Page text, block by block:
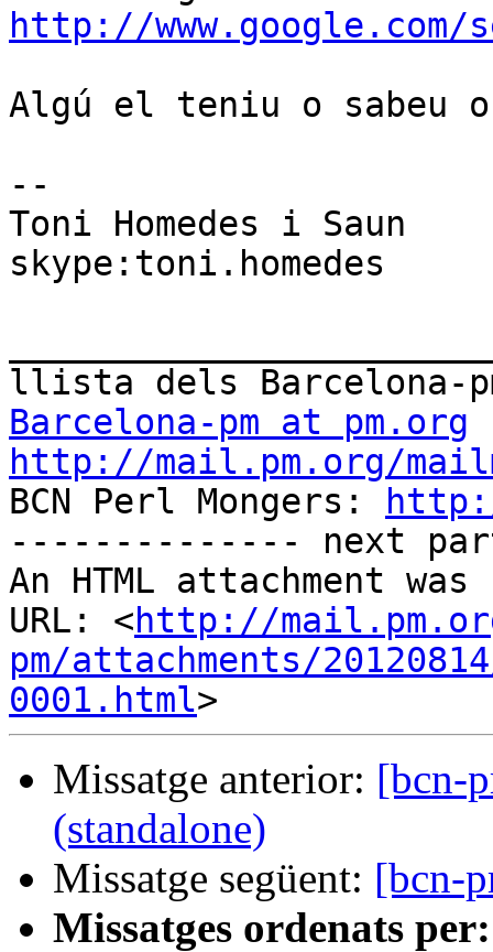
http://www.google.com/
Algú el teniu o sabeu
--
Toni Homedes i Saun
skype:toni.homedes
Barcelona-pm at pm.org
http://mail.pm.org/
BCN Perl Mongers:
-------------- next
An HTML attachment
URL: <http://
pm/attachments/
0001.html
Missatge anterior: [bcn-
(standalone)
Missatge següent: [bcn-
Missatges ordenats per: